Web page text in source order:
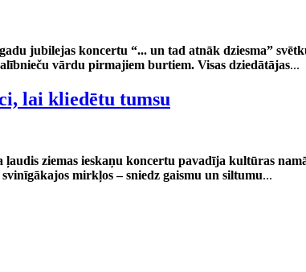
jubilejas koncertu “... un tad atnāk dziesma”
vārdu pirmajiem burtiem. Visas dziedātājas...
lai kliedētu tumsu
ļaudis ziemas ieskaņu koncertu pavadīja kultūras
mirkļos – sniedz gaismu un siltumu...